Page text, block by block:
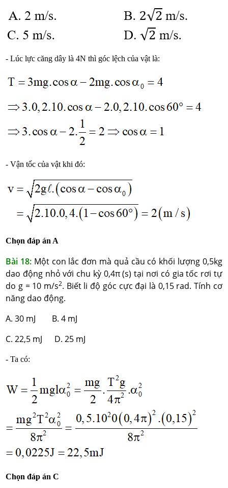
- Lúc lực căng dây là 4N thì góc lệch của vật là:
- Vận tốc của vật khi đó:
Chọn đáp án A
Bài 18: Một con lắc đơn mà quả cầu có khối lượng 0,5kg
dao động nhỏ với chu kỳ 0,4π (s) tại nơi có gia tốc rơi tự
do g = 10 m/s2. Biết li độ góc cực đại là 0,15 rad. Tính cơ
năng dao động.
A. 30 mJ B. 4 mJ
C. 22,5 mJ D. 25 mJ
- Ta có:
Chọn đáp án C